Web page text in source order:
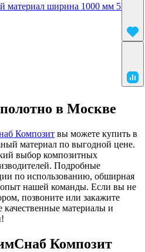
материал ширина 1000 мм 5 м2
в Москве
Композит вы можете купить в
материал по выгодной цене.
выбор композитных
Подробные
по использованию, обширная
нашей команды. Если вы не
позвоните или закажите
качественные материалы и
Композит